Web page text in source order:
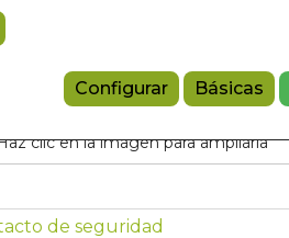
Configurar Básicas
clic en la imagen para ampliarla
de seguridad